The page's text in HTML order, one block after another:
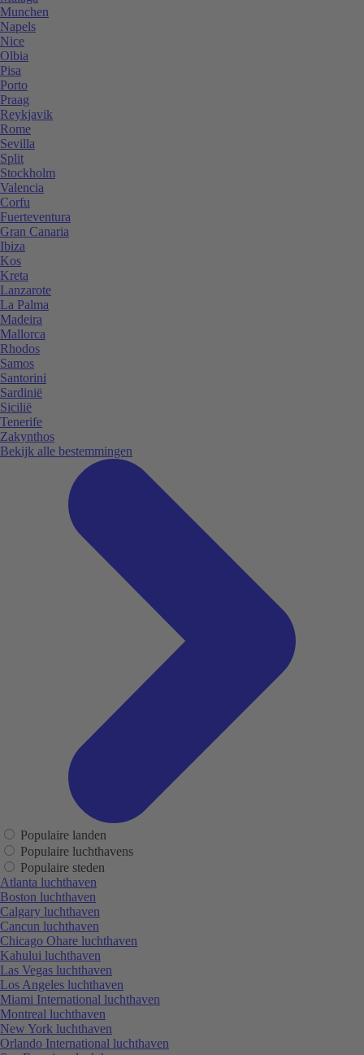
Munchen
Napels
Nice
Olbia
Pisa
Porto
Praag
Reykjavik
Rome
Sevilla
Split
Stockholm
Valencia
Corfu
Fuerteventura
Gran Canaria
Ibiza
Kos
Kreta
Lanzarote
La Palma
Madeira
Mallorca
Rhodos
Samos
Santorini
Sardinië
Sicilië
Tenerife
Zakynthos
Bekijk alle bestemmingen
Populaire landen
Populaire luchthavens
Populaire steden
Atlanta luchthaven
Boston luchthaven
Calgary luchthaven
Cancun luchthaven
Chicago Ohare luchthaven
Kahului luchthaven
Las Vegas luchthaven
Los Angeles luchthaven
Miami International luchthaven
Montreal luchthaven
New York luchthaven
Orlando International luchthaven